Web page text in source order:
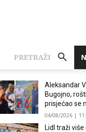
PRETRAŽI
Aleksandar
Bugojno,
prisjećao se
04/08/2026 |
Lidl traži više